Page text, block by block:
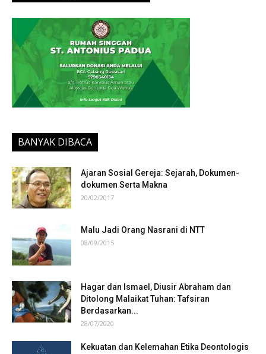
BANYAK DIBACA
Ajaran Sosial Gereja: Sejarah, Dokumen-
dokumen Serta Makna
20/02/2017
Malu Jadi Orang Nasrani di NTT
08/09/2015
Hagar dan Ismael, Diusir Abraham dan
Ditolong Malaikat Tuhan: Tafsiran
Berdasarkan...
28/07/2020
Kekuatan dan Kelemahan Etika Deontologis